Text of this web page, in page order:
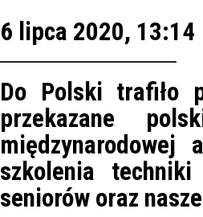
6 lipca 2020, 13:14
Do Polski trafiło
przekazane
międzynarodowej
szkolenia
seniorów oraz